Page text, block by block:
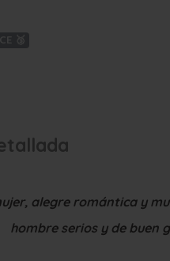
🥉
alegre romántica y
hombre serios y de buen